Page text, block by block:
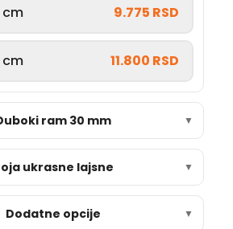
cm 9.775 RSD
cm 11.800 RSD
ram 30 mm ▼
ukrasne lajsne ▼
Dodatne opcije ▼